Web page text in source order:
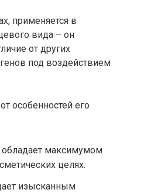
применяется в
вида – он
от других
под воздействием
особенностей его
максимумом
целях.
изысканным